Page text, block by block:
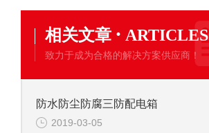
相关文章 · ARTICLES
致力于成为合格的解决方案供应商！
防水防尘防腐三防配电箱
2019-03-05